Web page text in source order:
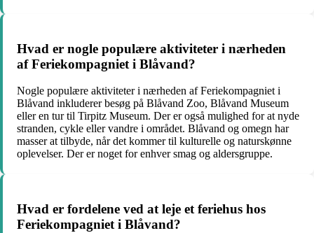
Hvad er nogle populære aktiviteter i nærheden
af Feriekompagniet i Blåvand?
Nogle populære aktiviteter i nærheden af Feriekompagniet i
Blåvand inkluderer besøg på Blåvand Zoo, Blåvand Museum
eller en tur til Tirpitz Museum. Der er også mulighed for at nyde
stranden, cykle eller vandre i området. Blåvand og omegn har
masser at tilbyde, når det kommer til kulturelle og naturskønne
oplevelser. Der er noget for enhver smag og aldersgruppe.
Hvad er fordelene ved at leje et feriehus hos
Feriekompagniet i Blåvand?